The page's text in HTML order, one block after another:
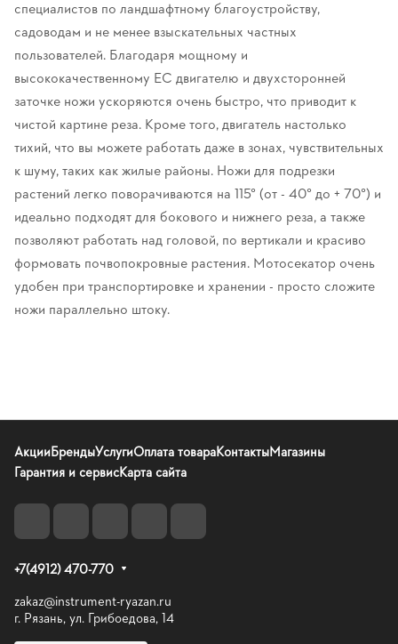
специалистов по ландшафтному благоустройству,
садоводам и не менее взыскательных частных
пользователей. Благодаря мощному и
высококачественному EC двигателю и двухсторонней
заточке ножи ускоряются очень быстро, что приводит к
чистой картине реза. Кроме того, двигатель настолько
тихий, что вы можете работать даже в зонах, чувствительных
к шуму, таких как жилые районы. Ножи для подрезки
растений легко поворачиваются на 115° (от - 40° до + 70°) и
идеально подходят для бокового и нижнего реза, а также
позволяют работать над головой, по вертикали и красиво
формовать почвопокровные растения. Мотосекатор очень
удобен при транспортировке и хранении - просто сложите
ножи параллельно штоку.
АкцииБрендыУслугиОплата товараКонтактыМагазины
Гарантия и сервисКарта сайта
+7(4912) 470-770
zakaz@instrument-ryazan.ru
г. Рязань, ул. Грибоедова, 14